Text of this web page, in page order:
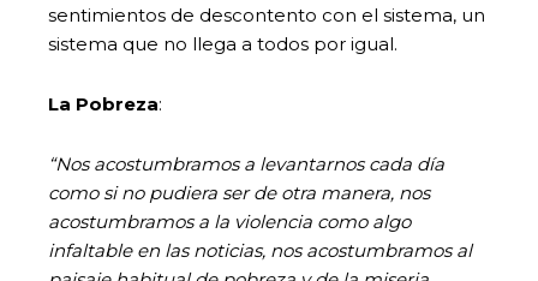
sentimientos de descontento con el sistema, un
sistema que no llega a todos por igual.
La Pobreza:
“Nos acostumbramos a levantarnos cada día
como si no pudiera ser de otra manera, nos
acostumbramos a la violencia como algo
infaltable en las noticias, nos acostumbramos al